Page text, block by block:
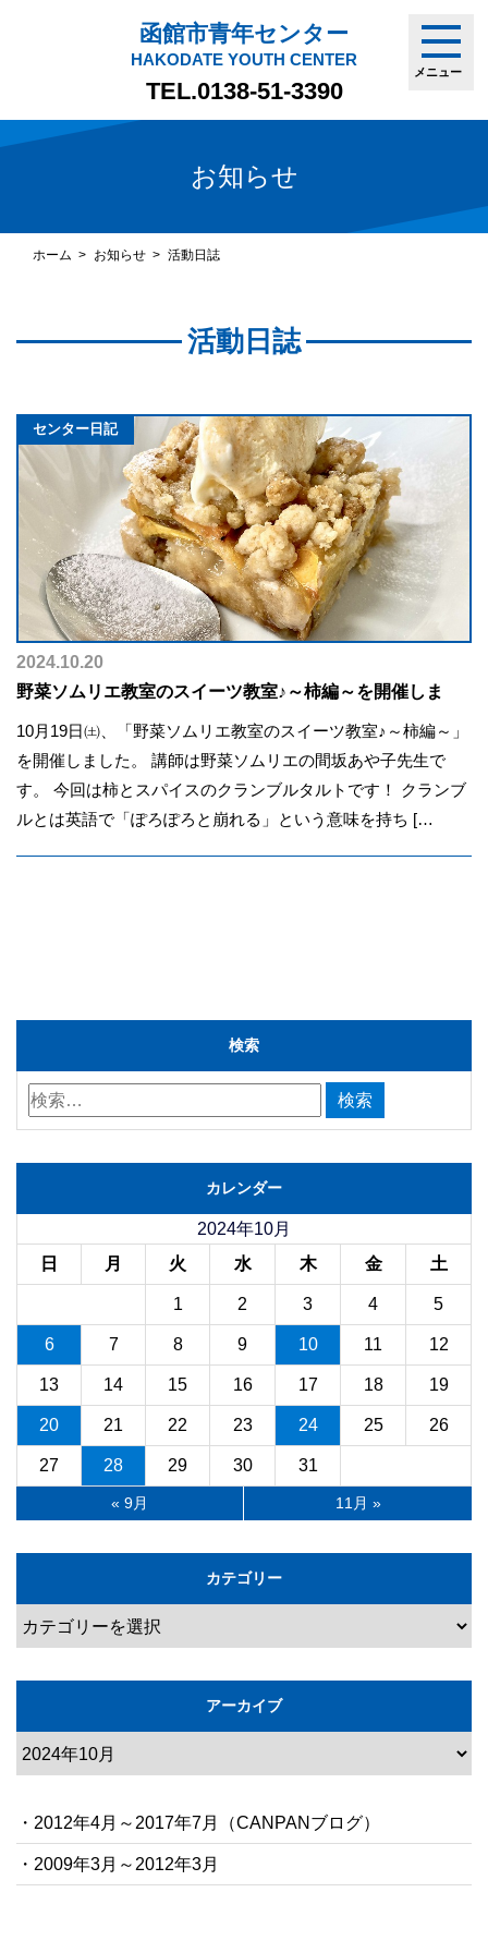
函館市青年センター
HAKODATE YOUTH CENTER
TEL.0138-51-3390
メニュー
お知らせ
ホーム お知らせ 活動日誌
活動日誌
センター日記
2024.10.20
野菜ソムリエ教室のスイーツ教室♪～柿編～を開催しま
10月19日㈯、「野菜ソムリエ教室のスイーツ教室♪～柿編～」
を開催しました。 講師は野菜ソムリエの間坂あや子先生で
す。 今回は柿とスパイスのクランブルタルトです！ クランブ
ルとは英語で「ぽろぽろと崩れる」という意味を持ち […
検索
カレンダー
2024年10月
日
月 火 水 木 金 土
1 2 3 4 5
6 7 8 9 10 11 12
13 14 15 16 17 18 19
20 21 22 23 24 25 26
27 28 29 30 31
« 9月 11月 »
カテゴリー
アーカイブ
・2012年4月～2017年7月（CANPANブログ）
・2009年3月～2012年3月